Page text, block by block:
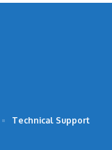
Technical Support